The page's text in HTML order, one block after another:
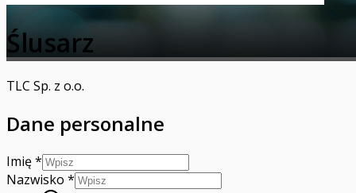
Ślusarz
TLC Sp. z o.o.
Dane personalne
Imię*
Nazwisko *